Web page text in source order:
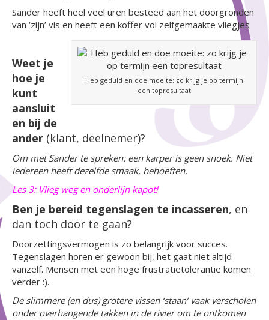
Sander heeft heel veel uren besteed aan het doorgronden
van ‘zijn’ vis en heeft een koffer vol zelfgemaakte vliegjes
Heb geduld en doe moeite: zo krijg je op termijn
een topresultaat
Weet je
hoe je
kunt
aansluit
en bij de
ander (klant, deelnemer)?
Om met Sander te spreken: een karper is geen snoek. Niet
iedereen heeft dezelfde smaak, behoeften.
Les 3: Vlieg weg en onderlijn kapot!
Ben je bereid tegenslagen te incasseren, en
dan toch door te gaan?
Doorzettingsvermogen is zo belangrijk voor succes.
Tegenslagen horen er gewoon bij, het gaat niet altijd
vanzelf. Mensen met een hoge frustratietolerantie komen
verder :).
De slimmere (en dus) grotere vissen ‘staan’ vaak verscholen
onder overhangende takken in de rivier om te ontkomen